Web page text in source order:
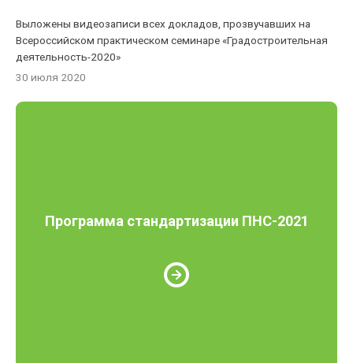
Выложены видеозаписи всех докладов, прозвучавших на
Всероссийском практическом семинаре «Градостроительная
деятельность-2020»
30 июля 2020
Программа стандартизации ПНС-2021